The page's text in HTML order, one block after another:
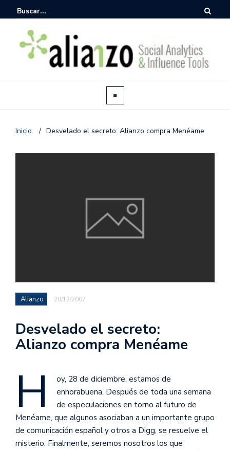
Inicio / Desvelado el secreto: Alianzo compra Menéame
Alianzo 28/12/2007
Desvelado el secreto:
Alianzo compra Menéame
H
oy, 28 de diciembre, estamos de
enhorabuena. Después de toda una semana
de especulaciones en torno al futuro de
Menéame, que algunos asociaban a un importante grupo
de comunicación español y otros a Digg, se resuelve el
misterio. Finalmente, seremos nosotros los que